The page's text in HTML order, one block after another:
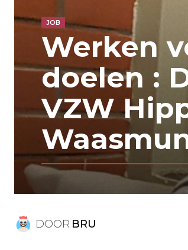
JOB
Werken
doelen :
VZW
DOOR BRU